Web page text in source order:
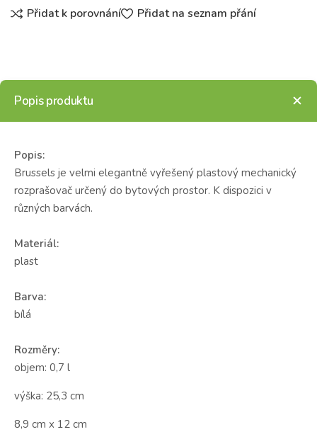
Přidat k porovnání Přidat na seznam přání
Popis produktu
Popis:
Brussels je velmi elegantně vyřešený plastový mechanický
rozprašovač určený do bytových prostor. K dispozici v
různých barvách.
Materiál:
plast
Barva:
bílá
Rozměry:
objem: 0,7 l
výška: 25,3 cm
8,9 cm x 12 cm